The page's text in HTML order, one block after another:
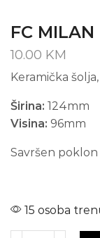
FC MILAN
10.00 KM
Keramička šolja,
Širina: 124mm
Visina: 96mm
Savršen
15 osoba